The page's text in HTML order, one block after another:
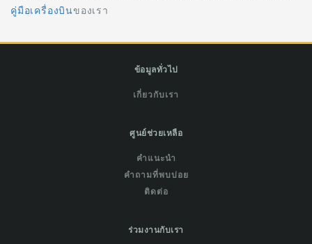
คู่มือเครื่องบินของเรา
ข้อมูลทั่วไป
เกี่ยวกับเรา
ศูนย์ช่วยเหลือ
คำแนะนำ
คำถามที่พบบ่อย
ติดต่อ
ร่วมงานกับเรา